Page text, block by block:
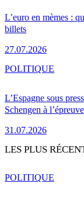
L’euro en mèmes :
billets
27.07.2026
L’Espagne sous
Schengen à l’épreuve
31.07.2026
POLITIQUE
LES PLUS
POLITIQUE